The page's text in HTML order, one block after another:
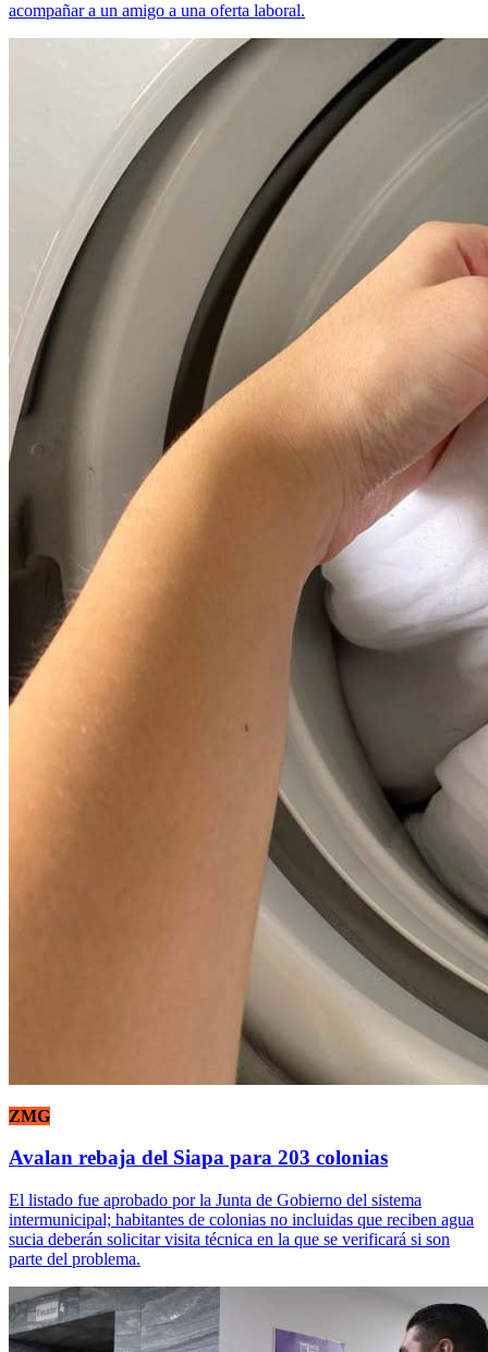
acompañar a un amigo a una oferta laboral.
ZMG
Avalan rebaja del Siapa para 203 colonias
El listado fue aprobado por la Junta de Gobierno del sistema
intermunicipal; habitantes de colonias no incluidas que reciben agua
sucia deberán solicitar visita técnica en la que se verificará si son
parte del problema.